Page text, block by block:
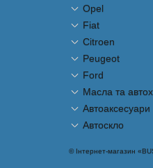
Opel
Fiat
Citroen
Peugeot
Ford
Масла та
Автоаксесуари
Автоскло
© Інтернет-магазин